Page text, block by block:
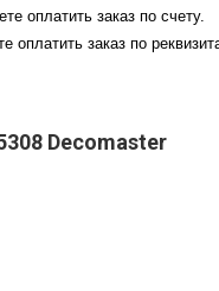
оплатить заказ по счету.
заказ по
Decomaster